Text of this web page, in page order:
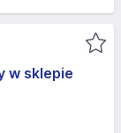
w sklepie